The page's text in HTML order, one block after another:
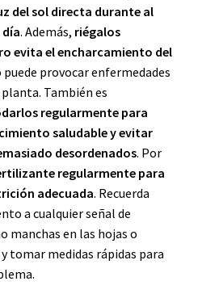
del sol directa durante al
día. Además, riégalos
evita el encharcamiento del
puede provocar enfermedades
También es
regularmente para
saludable y evitar
desordenados. Por
regularmente para
adecuada. Recuerda
a cualquier señal de
manchas en las hojas o
tomar medidas rápidas para